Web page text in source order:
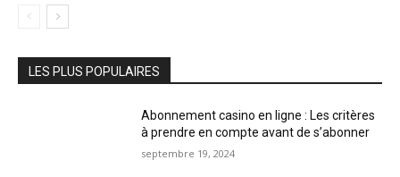
LES PLUS POPULAIRES
Abonnement casino en ligne : Les critères
à prendre en compte avant de s’abonner
septembre 19, 2024